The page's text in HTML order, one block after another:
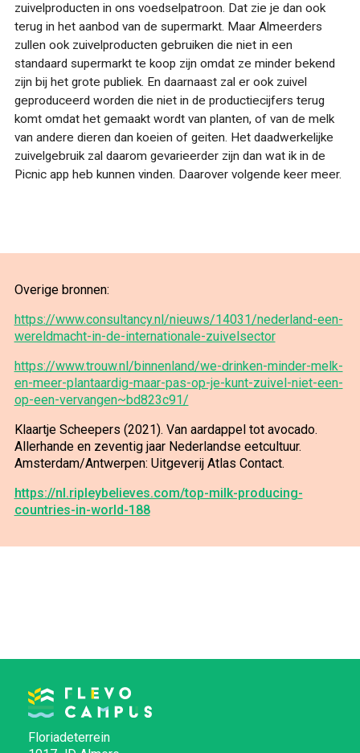
zuivelproducten in ons voedselpatroon. Dat zie je dan ook
terug in het aanbod van de supermarkt. Maar Almeerders
zullen ook zuivelproducten gebruiken die niet in een
standaard supermarkt te koop zijn omdat ze minder bekend
zijn bij het grote publiek. En daarnaast zal er ook zuivel
geproduceerd worden die niet in de productiecijfers terug
komt omdat het gemaakt wordt van planten, of van de melk
van andere dieren dan koeien of geiten. Het daadwerkelijke
zuivelgebruik zal daarom gevarieerder zijn dan wat ik in de
Picnic app heb kunnen vinden. Daarover volgende keer meer.
Overige bronnen:
https://www.consultancy.nl/nieuws/14031/nederland-een-
wereldmacht-in-de-internationale-zuivelsector
https://www.trouw.nl/binnenland/we-drinken-minder-melk-
en-meer-plantaardig-maar-pas-op-je-kunt-zuivel-niet-een-
op-een-vervangen~bd823c91/
Klaartje Scheepers (2021). Van aardappel tot avocado.
Allerhande en zeventig jaar Nederlandse eetcultuur.
Amsterdam/Antwerpen: Uitgeverij Atlas Contact.
https://nl.ripleybelieves.com/top-milk-producing-
countries-in-world-188
Floriadeterrein